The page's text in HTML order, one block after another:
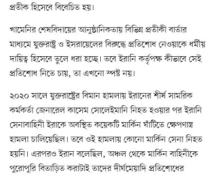
প্রতীক হিসেবে বিবেচিত হয়।
খামেনির শেষবিদায়ের আনুষ্ঠানিকতায় বিভিন্ন প্রতীকী বার্তার
মাধ্যমে যুক্তরাষ্ট্র ও ইসরায়েলের বিরুদ্ধে প্রতিশোধ নেওয়াকে ধর্মীয়
দায়িত্ব হিসেবে তুলে ধরা হচ্ছে। তবে ইরানি কর্তৃপক্ষ কীভাবে সেই
প্রতিশোধ নিতে চায়, তা এখনো স্পষ্ট নয়।
২০২০ সালে যুক্তরাষ্ট্রের বিমান হামলায় ইরানের শীর্ষ সামরিক
কর্মকর্তা জেনারেল কাসেম সোলেইমানি নিহত হওয়ার পর ইরানি
সেনাবাহিনী ইরাকে অবস্থিত কয়েকটি মার্কিন ঘাঁটিতে ক্ষেপণাস্ত্র
হামলা চালিয়েছিল। তবে ওই হামলায় কোনো মার্কিন সেনা নিহত
হয়নি। এরপরও ইরান বলেছিল, অঞ্চল থেকে মার্কিন বাহিনীকে
পুরোপুরি বিতাড়িত করাটাই তাদের দীর্ঘমেয়াদি প্রতিশোধের